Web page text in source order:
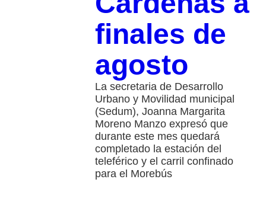
finales de
agosto
La secretaria de Desarrollo
Urbano y Movilidad municipal
(Sedum), Joanna Margarita
Moreno Manzo expresó que
durante este mes quedará
completado la estación del
teleférico y el carril confinado
para el Morebús